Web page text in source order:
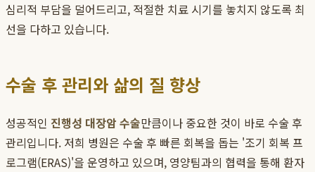
심리적 부담을 덜어드리고, 적절한 치료 시기를 놓치지 않도록 최
선을 다하고 있습니다.
수술 후 관리와 삶의 질 향상
성공적인 진행성 대장암 수술만큼이나 중요한 것이 바로 수술 후
관리입니다. 저희 병원은 수술 후 빠른 회복을 돕는 '조기 회복 프
로그램(ERAS)'을 운영하고 있으며, 영양팀과의 협력을 통해 환자